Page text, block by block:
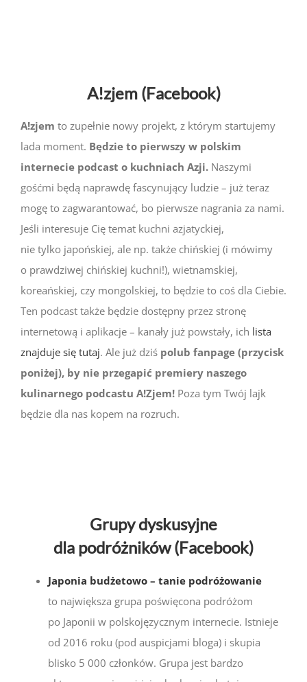
A!zjem (Facebook)
A!zjem to zupełnie nowy projekt, z którym startujemy
lada moment. Będzie to pierwszy w polskim
internecie podcast o kuchniach Azji. Naszymi
gośćmi będą naprawdę fascynujący ludzie – już teraz
mogę to zagwarantować, bo pierwsze nagrania za nami.
Jeśli interesuje Cię temat kuchni azjatyckiej,
nie tylko japońskiej, ale np. także chińskiej (i mówimy
o prawdziwej chińskiej kuchni!), wietnamskiej,
koreańskiej, czy mongolskiej, to będzie to coś dla Ciebie.
Ten podcast także będzie dostępny przez stronę
internetową i aplikacje – kanały już powstały, ich lista
znajduje się tutaj. Ale już dziś polub fanpage (przycisk
poniżej), by nie przegapić premiery naszego
kulinarnego podcastu A!Zjem! Poza tym Twój lajk
będzie dla nas kopem na rozruch.
Grupy dyskusyjne
dla podróżników (Facebook)
Japonia budżetowo – tanie podróżowanie
to największa grupa poświęcona podróżom
po Japonii w polskojęzycznym internecie. Istnieje
od 2016 roku (pod auspicjami bloga) i skupia
blisko 5 000 członków. Grupa jest bardzo